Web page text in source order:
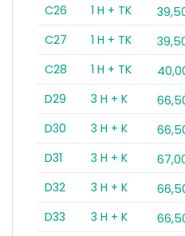
C26
1 H + TK
C27
1 H + TK
C28
1 H + TK
D29
3 H + K
D30
3 H + K
D31
3 H + K
D32
3 H + K
D33
3 H + K